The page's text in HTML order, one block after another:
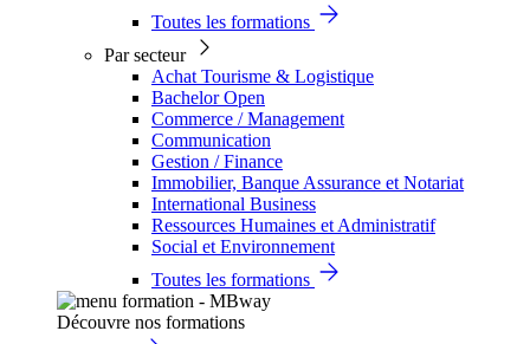
Toutes les formations
Par secteur
Achat Tourisme & Logistique
Bachelor Open
Commerce / Management
Communication
Gestion / Finance
Immobilier, Banque Assurance et Notariat
International Business
Ressources Humaines et Administratif
Social et Environnement
Toutes les formations
Découvre nos formations